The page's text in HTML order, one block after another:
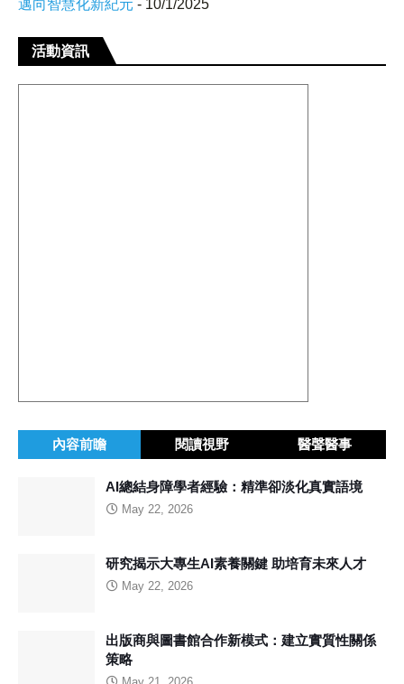
邁向智慧化新紀元 - 10/1/2025
活動資訊
內容前瞻 閱讀視野 醫聲醫事
AI總結身障學者經驗：精準卻淡化真實語境
May 22, 2026
研究揭示大專生AI素養關鍵 助培育未來人才
May 22, 2026
出版商與圖書館合作新模式：建立實質性關係
策略